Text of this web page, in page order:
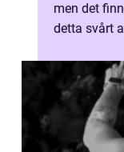
men det
detta svårt